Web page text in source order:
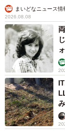
まいどなニュース情
2026.08.08